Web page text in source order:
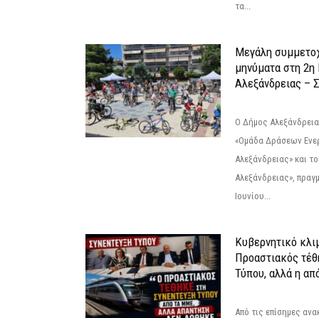
τα...
Μεγάλη
μηνύματα στη
Αλεξάνδρειας –
Ο Δήμος
«Ομάδα Δράσεων
Αλεξάνδρειας» και
Αλεξάνδρειας»,
Ιουνίου...
Κυβερνητικό
Προαστιακός
Τύπου, αλλά η
Από τις επίσημες